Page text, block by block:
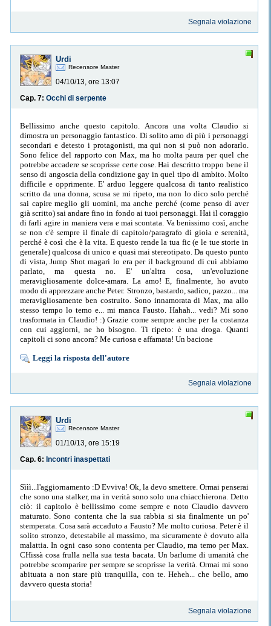
Segnala violazione
Urdi
Recensore Master
04/10/13, ore 13:07
Cap. 7: Occhi di serpente
Bellissimo anche questo capitolo. Ancora una volta Claudio si
dimostra un personaggio fantastico. Di solito amo di più i personaggi
secondari e detesto i protagonisti, ma qui non si può non adorarlo.
Sono felice del rapporto con Max, ma ho molta paura per quel che
potrebbe accadere se scoprisse certe cose. Hai descritto troppo bene il
senso di angoscia della condizione gay in quel tipo di ambito. Molto
difficile e opprimente. E' arduo leggere qualcosa di tanto realistico
scritto da una donna, scusa se mi ripeto, ma non lo dico solo perché
sai capire meglio gli uomini, ma anche perché (come penso di aver
già scritto) sai andare fino in fondo ai tuoi personaggi. Hai il coraggio
di farli agire in maniera vera e mai scontata. Va benissimo così, anche
se non c'è sempre il finale di capitolo/paragrafo di gioia e serenità,
perché è così che è la vita. E questo rende la tua fic (e le tue storie in
generale) qualcosa di unico e quasi mai stereotipato. Da questo punto
di vista, Jump Shot magari lo era per il background di cui abbiamo
parlato, ma questa no. E' un'altra cosa, un'evoluzione
meravigliosamente dolce-amara. La amo! E, finalmente, ho avuto
modo di apprezzare anche Peter. Stronzo, bastardo, sadico, pazzo... ma
meravigliosamente ben costruito. Sono innamorata di Max, ma allo
stesso tempo lo temo e... mi manca Fausto. Hahah... vedi? Mi sono
trasformata in Claudio! :) Grazie come sempre anche per la costanza
con cui aggiorni, ne ho bisogno. Ti ripeto: è una droga. Quanti
capitoli ci sono ancora? Me curiosa e affamata! Un bacione
Leggi la risposta dell'autore
Segnala violazione
Urdi
Recensore Master
01/10/13, ore 15:19
Cap. 6: Incontri inaspettati
Sììì...l'aggiornamento :D Evviva! Ok, la devo smettere. Ormai penserai
che sono una stalker, ma in verità sono solo una chiacchierona. Detto
ciò: il capitolo è bellissimo come sempre e noto Claudio davvero
maturato. Sono contenta che la sua rabbia si sia finalmente un po'
stemperata. Cosa sarà accaduto a Fausto? Me molto curiosa. Peter è il
solito stronzo, detestabile al massimo, ma sicuramente è dovuto alla
malattia. In ogni caso sono contenta per Claudio, ma temo per Max.
CHissà cosa frulla nella sua testa bacata. Un barlume di umanità che
potrebbe scomparire per sempre se scoprisse la verità. Ormai mi sono
abituata a non stare più tranquilla, con te. Heheh... che bello, amo
davvero questa storia!
Segnala violazione